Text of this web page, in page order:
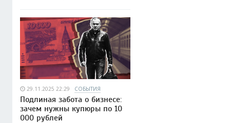
29.11.2025 22:29 СОБЫТИЯ
Подлиная забота о бизнесе:
зачем нужны купюры по 10
000 рублей